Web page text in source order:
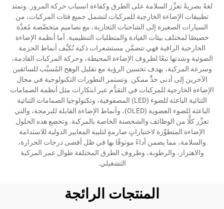
لغةً بصريةً تعزِّز السلامة على الطرق وكفاءة انسياب حركة المرور. وتمتد
تطبيقات الإضاءة الخارجية للمركبات لتشمل جميع فئات المركبات، من
السيارات الصغيرة إلى الشاحنات التجارية، مع تصاميم متخصِّصة مُعدَّة
خصيصًا لمختلف بيئات القيادة والمتطلبات التنظيمية. أما أنظمة الإضاءة
الخارجية الراقية فهي تتضمَّن مستشعرات ذكية تُكيِّف أنماط الحزمة
الضوئية وشدتها تبعًا لظروف الإضاءة المحيطة، وحركة المركبات القادمة،
وسرعة المركبة، بهدف تحسين الرؤية مع تقليل الوهج المُسبَّب للسائقين
الآخرين إلى أدنى حدٍّ ممكن. وتستمر التطورات التكنولوجية في مجال
الإضاءة الخارجية للمركبات في التقدُّم عبر ابتكارات مثل أنظمة الصمامات
الثنائية الباعثة للضوء (LED) المصفوفية، وتكنولوجيا الصمامات الثنائية
الباعثة للضوء العضوية (OLED)، وأنماط الإضاءة القابلة للبرمجة، والتي
تعزِّز كلًّا من الوظائف والشخصنة الخاصة بالمركبة. وتخضع هذه الحلول
الإضاءة المتطوِّرة لاختباراتٍ صارمةٍ لتلبية المعايير الدولية للاستدامة
والسلامة، مما يضمن أداءً موثوقًا بها في ظل أقصى درجات الحرارة،
والاهتزاز، والرطوبة، وظروف الطرق المختلفة طوال عمر المركبة
التشغيلي.
المنتجات الرائجة